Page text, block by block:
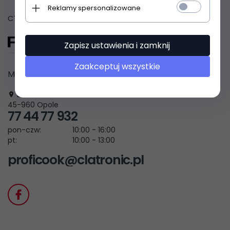
CTC Clatronic Sp. z o.o.
Masz pytanie? Skontaktuj się z nami!
Brzeska 1
45-960 Opole
77 44 77 932
pon-czw:
10:00 - 16:00
pt:
10:00 - 13:00
proficook@clatronic.pl
Reklamy spersonalizowane
Zapisz ustawienia i zamknij
Zaakceptuj wszystkie